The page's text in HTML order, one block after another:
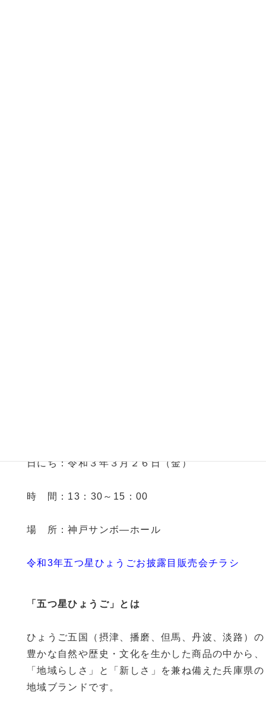
日にち：令和３年３月２６日（金）
時 間：13：30～15：00
場 所：神戸サンボ―ホール
令和3年五つ星ひょうごお披露目販売会チラシ
「五つ星ひょうご」とは
ひょうご五国（摂津、播磨、但馬、丹波、淡路）の
豊かな自然や歴史・文化を生かした商品の中から、
「地域らしさ」と「新しさ」を兼ね備えた兵庫県の
地域ブランドです。